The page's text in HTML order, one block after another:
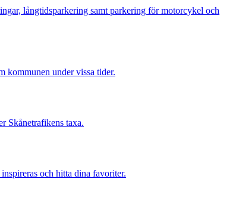
långtidsparkering samt parkering för motorcykel och
kommunen under vissa tider.
Skånetrafikens taxa.
och hitta dina favoriter.